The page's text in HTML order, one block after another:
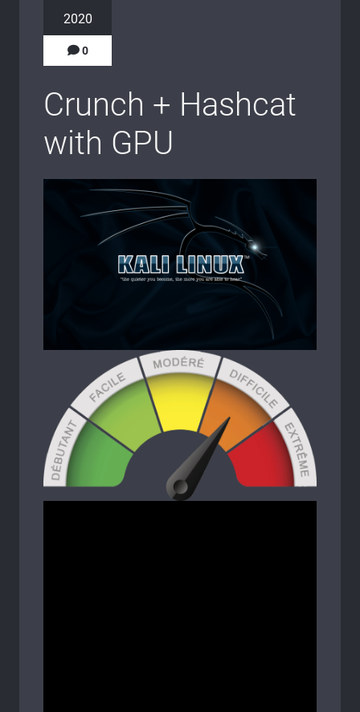
2020
0
Crunch + Hashcat
with GPU